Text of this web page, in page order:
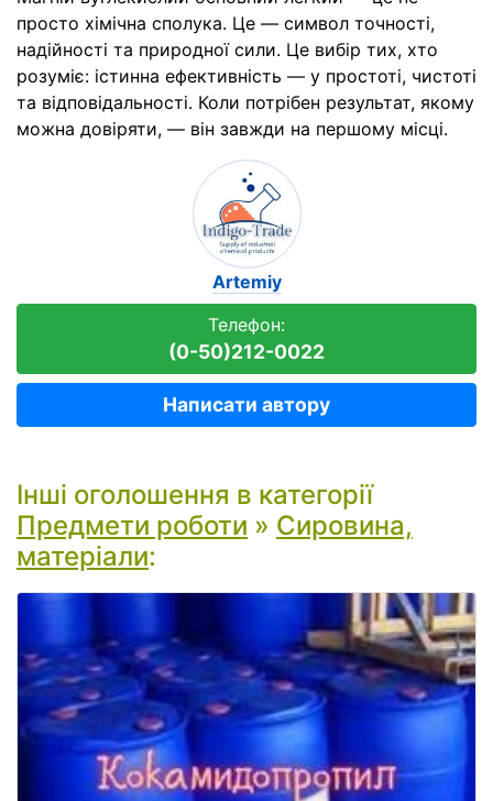
просто хімічна сполука. Це — символ точності,
надійності та природної сили. Це вибір тих, хто
розуміє: істинна ефективність — у простоті, чистоті
та відповідальності. Коли потрібен результат, якому
можна довіряти, — він завжди на першому місці.
Artemiy
Телефон:
(0-50)212-0022
Написати автору
Інші оголошення в категорії
Предмети роботи » Сировина,
матеріали: